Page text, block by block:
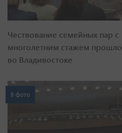
Чествование семейных пар с
многолетним стажем прошло
во Владивостоке
8 фото